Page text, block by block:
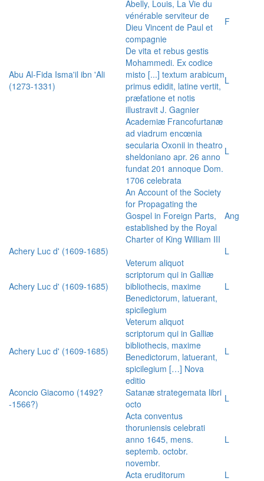
Abelly, Louis, La Vie du
vénérable serviteur de
Dieu Vincent de Paul et
compagnie
F
Abu Al-Fida Isma'il ibn 'Ali
(1273-1331)
De vita et rebus gestis
Mohammedi. Ex codice
misto [...] textum arabicum
primus edidit, latine vertit,
præfatione et notis
illustravit J. Gagnier
L
Academiæ Francofurtanæ
ad viadrum encœnia
secularia Oxonii in theatro
sheldoniano apr. 26 anno
fundat 201 annoque Dom.
1706 celebrata
L
An Account of the Society
for Propagating the
Gospel in Foreign Parts,
established by the Royal
Charter of King William III
Ang
Achery Luc d' (1609-1685) L
Achery Luc d' (1609-1685)
Veterum aliquot
scriptorum qui in Galliæ
bibliothecis, maxime
Benedictorum, latuerant,
spicilegium
L
Achery Luc d' (1609-1685)
Veterum aliquot
scriptorum qui in Galliæ
bibliothecis, maxime
Benedictorum, latuerant,
spicilegium […] Nova
editio
L
Aconcio Giacomo (1492?
-1566?)
Satanæ strategemata libri
octo
L
Acta conventus
thoruniensis celebrati
anno 1645, mens.
septemb. octobr.
novembr.
L
Acta eruditorum
L